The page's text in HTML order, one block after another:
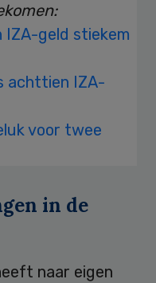
IZA-geld stiekem
achttien IZA-
voor twee
in de
naar eigen